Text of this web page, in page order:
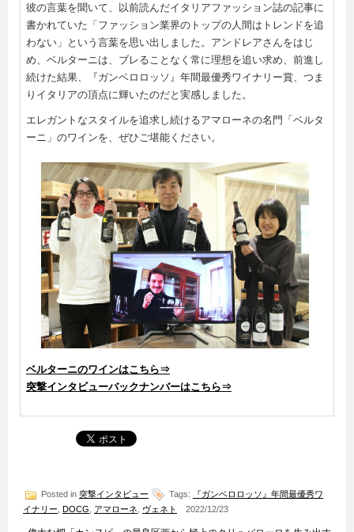
彼の言葉を聞いて、以前読んだイタリアファッション誌の記事に
書かれていた「ファッション業界のトップの人間はトレンドを追
わない」という言葉を思い出しました。アンドレアさんをはじ
め、ベルターニは、ブレることなく常に理想を追い求め、前進し
続けた結果、『ガンベロロッソ』年間最優秀ワイナリー賞、つま
りイタリアの頂点に輝いたのだと実感しました。
エレガントなスタイルを追求し続けるアマローネの名門「ベルタ
ーニ」のワインを、ぜひご堪能ください。
ベルターニのワインはこちら⇒
突撃インタビューバックナンバーはこちら⇒
Posted in 突撃インタビュー Tags:
『ガンベロロッソ』年間最優秀ワ
イナリー DOCG アマローネ ヴェネト 2022/12/23